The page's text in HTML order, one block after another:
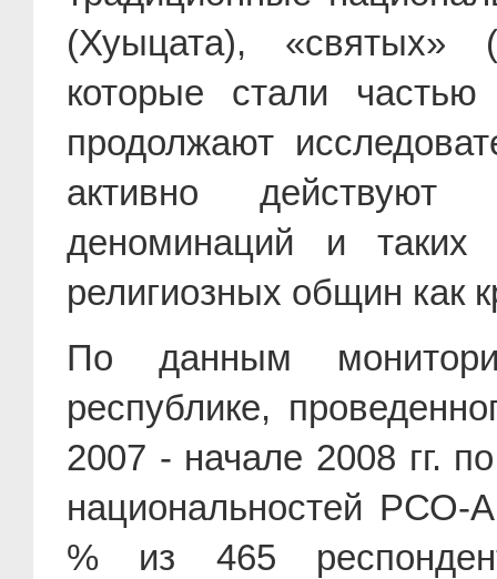
(Хуыцата), «святых»
которые стали частью
продолжают
активно действуют
деноминаций и таких
религиозных общин как
По данным
республике,
2007 - начале 2008 гг.
национальностей РСО-
% из 465